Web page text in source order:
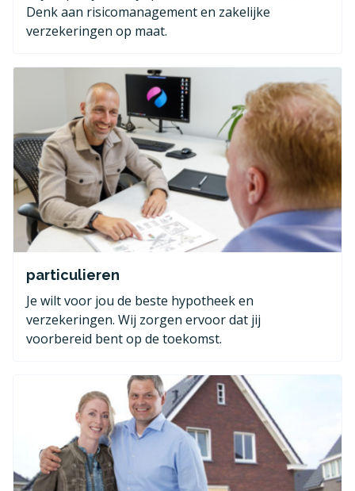
Denk aan risicomanagement en zakelijke
verzekeringen op maat.
particulieren
Je wilt voor jou de beste hypotheek en
verzekeringen. Wij zorgen ervoor dat jij
voorbereid bent op de toekomst.